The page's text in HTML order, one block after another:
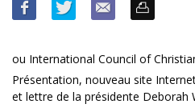
ou International Council of
Présentation, nouveau site
et lettre de la présidente Deborah